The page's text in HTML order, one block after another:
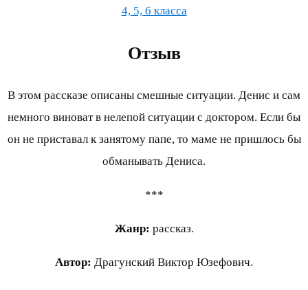
4, 5, 6 класса
Отзыв
В этом рассказе описаны смешные ситуации. Денис и сам
немного виноват в нелепой ситуации с доктором. Если бы
он не приставал к занятому папе, то маме не пришлось бы
обманывать Дениса.
***
Жанр: рассказ.
Автор: Драгунский Виктор Юзефович.